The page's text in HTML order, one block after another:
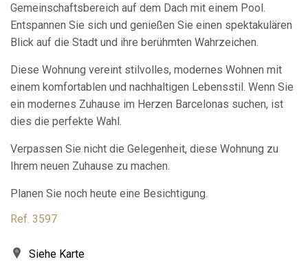
Gemeinschaftsbereich auf dem Dach mit einem Pool.
Entspannen Sie sich und genießen Sie einen spektakulären
Blick auf die Stadt und ihre berühmten Wahrzeichen.
Diese Wohnung vereint stilvolles, modernes Wohnen mit
einem komfortablen und nachhaltigen Lebensstil. Wenn Sie
ein modernes Zuhause im Herzen Barcelonas suchen, ist
dies die perfekte Wahl.
Verpassen Sie nicht die Gelegenheit, diese Wohnung zu
Ihrem neuen Zuhause zu machen.
Planen Sie noch heute eine Besichtigung.
Ref. 3597
Siehe Karte
Cookies ändern
Technik und Funktional
Immer aktiv
Diese Website verwendet eigene Cookies, um
verbessern. Wenn Sie weiter surfen, akzeptieren Sie deren
Installation. Der Benutzer hat die Möglichkeit, seinen
Browser zu konfigurieren und auf Wunsch zu verhindern,
bedenken muss, dass dies zu Schwierigkeiten beim